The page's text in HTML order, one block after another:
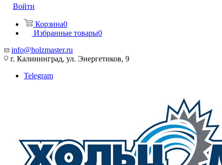
Войти
Корзина0
Избранные товары0
info@holzmaster.ru
г. Калининград, ул. Энергетиков, 9
Telegram